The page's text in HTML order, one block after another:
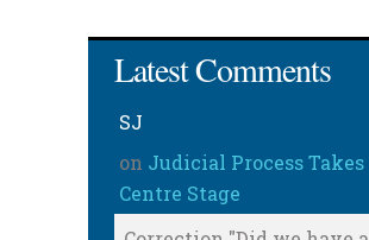
Latest Comments
SJ
on Judicial Process Takes
Centre Stage